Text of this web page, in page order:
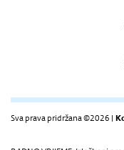
Sva prava pridržana ©2026 |